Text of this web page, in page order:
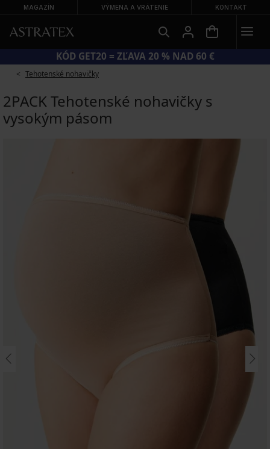
MAGAZÍN VÝMENA A VRÁTENIE KONTAKT
VEĽKÝ LETNÝ VÝPREDAJ AŽ DO −70 %
Tehotenské nohavičky
2PACK Tehotenské nohavičky s
vysokým pásom